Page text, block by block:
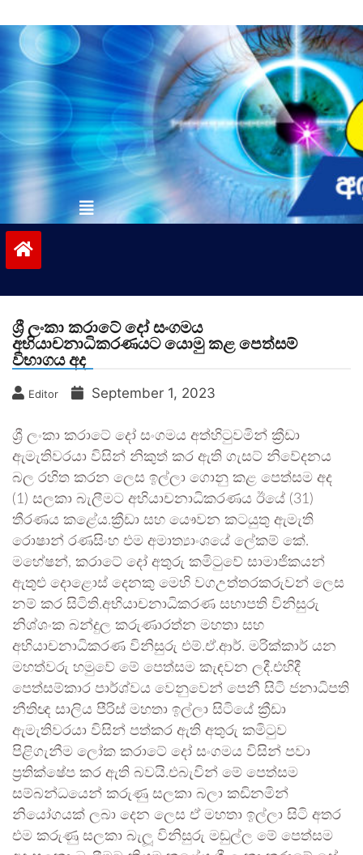
to
contentvinivida.lk
ශ්‍රී ලංකා කරාටේ දෝ සංගමය
අභියාචනාධිකරණයට යොමු කළ පෙත්සම්
විභාගය අද
Editor September 1, 2023
ශ්‍රී ලංකා කරාටේ දෝ සංගමය අත්හිටුවමින් ක්‍රීඩා
ඇමැතිවරයා විසින් නිකුත් කර ඇති ගැසට් නිවේදනය
බල රහිත කරන ලෙස ඉල්ලා ගොනු කළ පෙත්සම අද
(1) සලකා බැලීමට අභියාචනාධිකරණය ඊයේ (31)
තීරණය කළේය.ක්‍රීඩා සහ යෞවන කටයුතු ඇමැති
රොෂාන් රණසිංහ එම අමාත්‍යාංශයේ ලේකම් කේ.
මහේෂන්, කරාටේ දෝ අතුරු කමිටුවේ සාමාජිකයන්
ඇතුළු දොළොස් දෙනකු මෙහි වගඋත්තරකරුවන් ලෙස
නම් කර සිටිති.අභියාචනාධිකරණ සභාපති විනිසුරු
නිශ්ශංක බන්දුල කරුණාරත්න මහතා සහ
අභියාචනාධිකරණ විනිසුරු එම්.ඒ.ආර්. මරික්කාර් යන
මහත්වරු හමුවේ මේ පෙත්සම කැඳවන ලදී.එහිදී
පෙත්සම්කාර පාර්ශ්වය වෙනුවෙන් පෙනී සිටි ජනාධිපති
නීතිඥ සාලිය පීරිස් මහතා ඉල්ලා සිටියේ ක්‍රීඩා
ඇමැතිවරයා විසින් පත්කර ඇති අතුරු කමිටුව
පිළිගැනීම ලෝක කරාටේ දෝ සංගමය විසින් පවා
ප්‍රතික්ෂේප කර ඇති බවයි.එබැවින් මේ පෙත්සම
සම්බන්ධයෙන් කරුණු සලකා බලා කඩිනමින්
නියෝගයක් ලබා දෙන ලෙස ඒ මහතා ඉල්ලා සිටි අතර
එම කරුණු සලකා බැලූ විනිසුරු මඬුල්ල මේ පෙත්සම